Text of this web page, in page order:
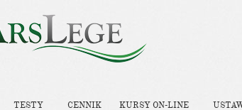
TESTY CENNIK KURSY ON-LINE